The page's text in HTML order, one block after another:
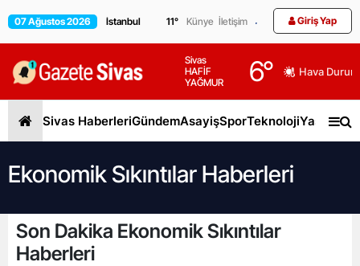
07 Ağustos 2026 11° Künye İletişim Giriş Yap
Sivas
HAFİF
YAĞMUR
6° Hava
Sivas HaberleriGündemAsayişSporTeknolojiYaşam
Ekonomik Sıkıntılar Haberleri
Son Dakika Ekonomik Sıkıntılar
Haberleri